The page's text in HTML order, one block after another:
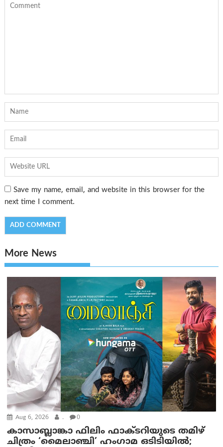
Save my name, email, and website in this browser for the
next time I comment.
More News
Aug 6, 2026 . 0
കാസാബ്ലാങ്കാ ഫിലിം ഫാക്ടറിയുടെ തമിഴ്
ചിത്രം ‘മൈലാഞ്ചി’ ഹംഗാമ ഒടിടിയിൽ;